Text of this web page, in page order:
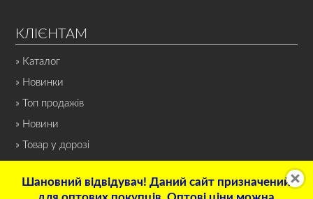
КЛІЄНТАМ
» Каталог
» Новинки
» Топ продажів
» Новини
» Товар у дорозі
Шановний відвідувач! Даний сайт призначений